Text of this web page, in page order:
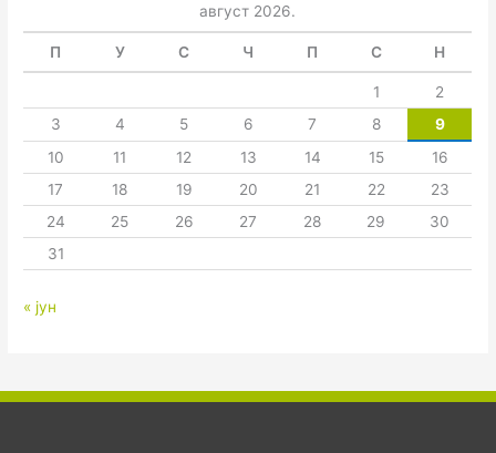
август 2026.
П У С Ч П С Н
1
2
3
4 5 6 7 8
9
10
11 12 13 14 15
16
17
18 19 20 21 22
23
24
25 26 27 28 29
30
31
« јун